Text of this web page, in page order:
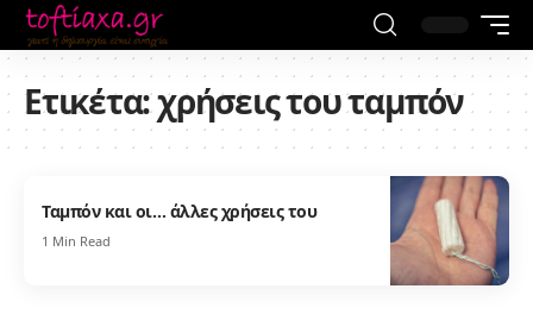
Ετικέτα:χρήσεις του ταμπόν
Ταμπόν και οι… άλλες χρήσεις του
1 Min Read